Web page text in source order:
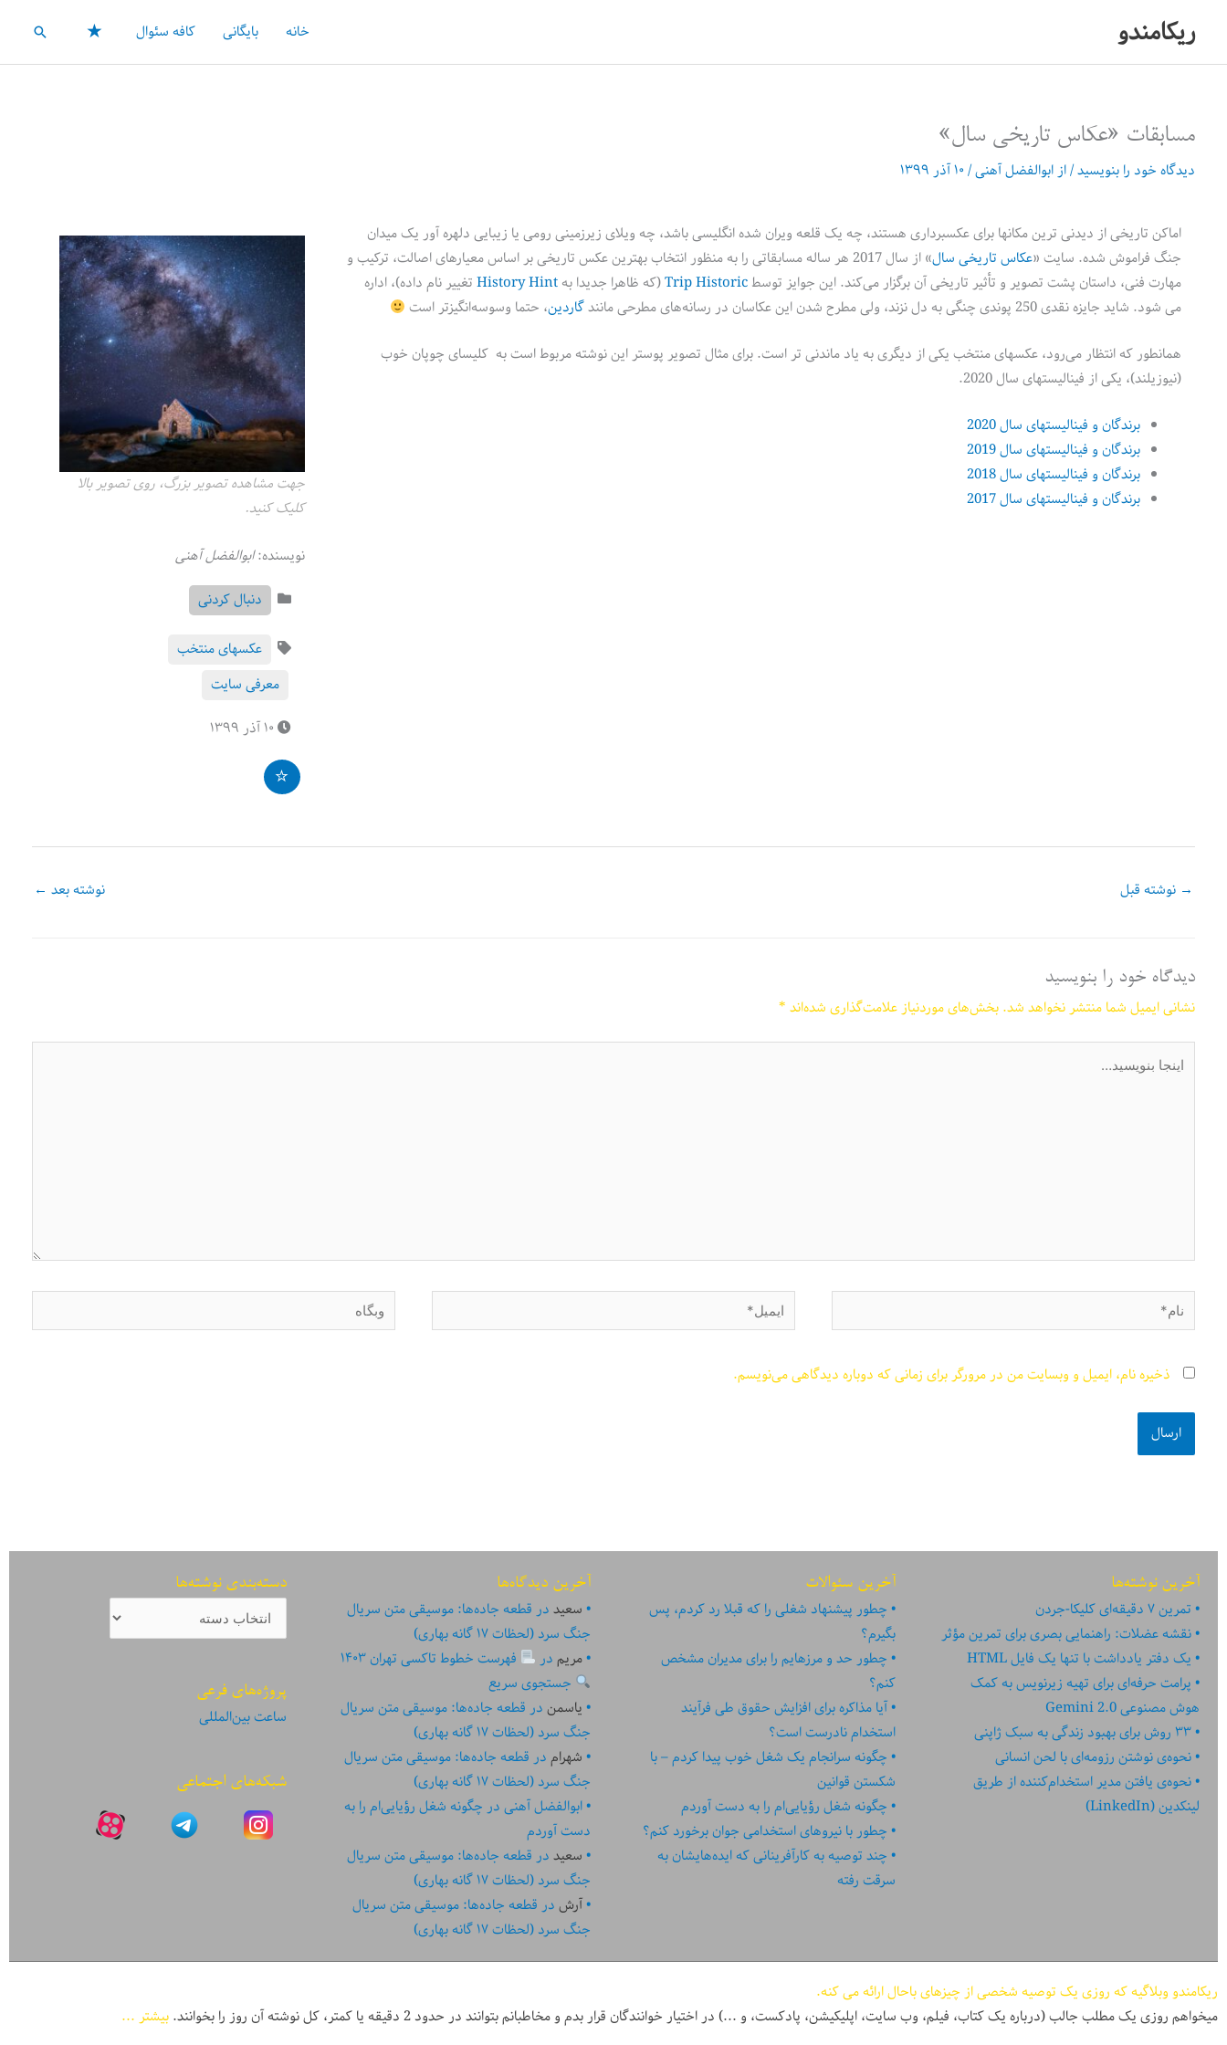
محتوا
ریکامندو خانه بایگانی کافه سئوال ★ جستجو
مسابقات «عکاس تاریخی سال»
دیدگاه‌ خود را بنویسید/ ازابوالفضل آهنی/۱۰ آذر ۱۳۹۹
اماکن تاریخی از دیدنی ترین مکانها برای عکسبرداری هستند، چه یک قلعه ویران شده انگلیسی باشد، چه ویلای زیرزمینی رومی یا زیبایی دلهره آور یک میدان
جنگ فراموش شده. سایت «عکاس تاریخی سال
» از سال 2017 هر ساله مسابقاتی را به منظور انتخاب بهترین عکس تاریخی بر اساس معیارهای اصالت، ترکیب و
مهارت فنی، داستان پشت تصویر و تأثیر تاریخی آن برگزار می‌کند. این جوایز توسطTrip Historic(که ظاهرا جدیدا بهHistory Hintتغییر نام داده)، اداره
می شود. شاید جایزه نقدی 250 پوندی چنگی به دل نزند، ولی مطرح شدن این عکاسان در رسانه‌های مطرحی مانند
گاردین، حتما وسوسه‌انگیزتر است
همانطور که انتظار می‌رود، عکسهای منتخب یکی از دیگری به یاد ماندنی تر است. برای مثال تصویر پوستر این نوشته مربوط است به کلیسای چوپان خوب
(نیوزیلند)، یکی از فینالیستهای سال 2020.
برندگان و فینالیستهای سال 2020
برندگان و فینالیستهای سال 2019
برندگان و فینالیستهای سال 2018
برندگان و فینالیستهای سال 2017
جهت مشاهده تصویر بزرگ، روی تصویر بالا
کلیک کنید.
نویسنده:ابوالفضل آهنی
دنبال کردنی
عکسهای منتخب
معرفی سایت
→ نوشته قبل نوشته بعد ←
دیدگاه‌ خود را بنویسید
نشانی ایمیل شما منتشر نخواهد شد.بخش‌های موردنیاز علامت‌گذاری شده‌اند*
بنویسید…
نام* ایمیل* وبگاه
ذخیره نام، ایمیل و وبسایت من در مرورگر برای زمانی که دوباره دیدگاهی می‌نویسم.
آخرین نوشته‌ها
تمرین ۷ دقیقه‌ای کلیکا-جردن
نقشه عضلات: راهنمایی بصری برای تمرین مؤثر
یک دفتر یادداشت با تنها یک فایل HTML
پرامت حرفه‌ای برای تهیه زیرنویس به کمک
هوش مصنوعی Gemini 2.0
۳۳ روش برای بهبود زندگی به سبک ژاپنی
نحوه‌ی نوشتن رزومه‌ای با لحن انسانی
نحوه‌ی یافتن مدیر استخدام‌کننده از طریق
لینکدین (LinkedIn)
آخرین سئوالات
چطور پیشنهاد شغلی را که قبلا رد کردم، پس
بگیرم؟
چطور حد و مرزهایم را برای مدیران مشخص
کنم؟
آیا مذاکره برای افزایش حقوق طی فرآیند
استخدام نادرست است؟
چگونه سرانجام یک شغل خوب پیدا کردم – با
شکستن قوانین
چگونه شغل رؤیایی‌ام را به دست آوردم
چطور با نیروهای استخدامی جوان برخورد کنم؟
چند توصیه به کارآفرینانی که ایده‏‏‌‏‏‌هایشان به
سرقت رفته
آخرین دیدگاه‌ها
سعیددرقطعه جاده‌ها: موسیقی متن سریال
جنگ سرد (لحظات ۱۷ گانه بهاری)
مریمدر
فهرست خطوط تاکسی تهران ۱۴۰۳
جستجوی سریع
یاسمندرقطعه جاده‌ها: موسیقی متن سریال
جنگ سرد (لحظات ۱۷ گانه بهاری)
شهرامدرقطعه جاده‌ها: موسیقی متن سریال
جنگ سرد (لحظات ۱۷ گانه بهاری)
ابوالفضل آهنیدرچگونه شغل رؤیایی‌ام را به
دست آوردم
سعیددرقطعه جاده‌ها: موسیقی متن سریال
جنگ سرد (لحظات ۱۷ گانه بهاری)
آرشدرقطعه جاده‌ها: موسیقی متن سریال
جنگ سرد (لحظات ۱۷ گانه بهاری)
دسته‌بندی نوشته‌ها
دسته‌بندی
نوشته‌ها
پروژه‌های فرعی
ساعت بین‌المللی
شبکه‌های اجتماعی
ریکامندو وبلاگیه که روزی یک توصیه شخصی از چیزهای باحال ارائه می کنه.
میخواهم روزی یک مطلب جالب (درباره یک کتاب، فیلم، وب سایت، اپلیکیشن، پادکست، و ...) در اختیار خوانندگان قرار بدم و مخاطبانم بتوانند در حدود 2 دقیقه یا کمتر، کل نوشته آن روز را بخوانند.
بیشتر ...